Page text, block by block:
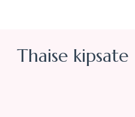
Thaise kipsate